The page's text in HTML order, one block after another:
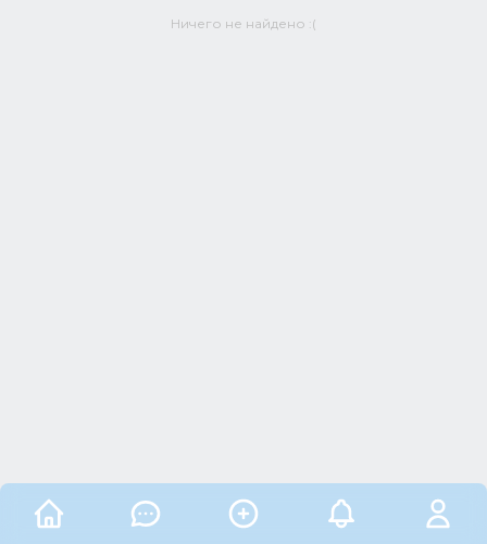
Ничего не найдено :(